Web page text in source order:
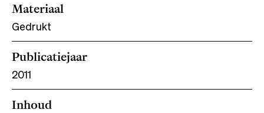
Materiaal
Gedrukt
Publicatiejaar
2011
Inhoud